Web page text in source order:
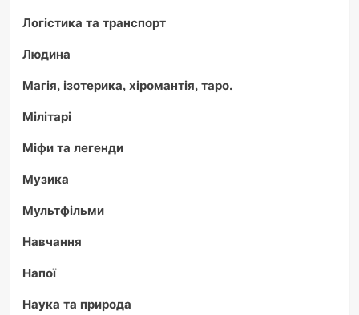
Логістика та транспорт
Людина
Магія, ізотерика, хіромантія, таро.
Мілітарі
Міфи та легенди
Музика
Мультфільми
Навчання
Напої
Наука та природа